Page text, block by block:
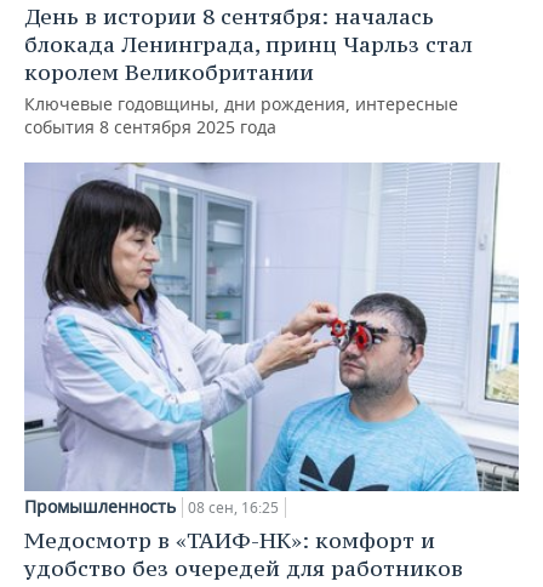
День в истории 8 сентября: началась
блокада Ленинграда, принц Чарльз стал
королем Великобритании
Ключевые годовщины, дни рождения, интересные
события 8 сентября 2025 года
Промышленность 08 сен, 16:25
Медосмотр в «ТАИФ-НК»: комфорт и
удобство без очередей для работников